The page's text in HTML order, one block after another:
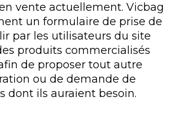
vente actuellement. Vicbag
un formulaire de prise de
par les utilisateurs du site
produits commercialisés
de proposer tout autre
ou de demande de
dont ils auraient besoin.